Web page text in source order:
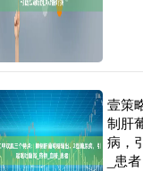
壹策
制肝
病，
_患者